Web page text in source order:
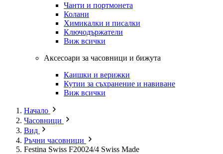
Чанти и портмонета
Колани
Химикалки и писалки
Ключодържатели
Виж всички
Аксесоари за часовници и бижута
Каишки и верижки
Кутии за съхранение и навиване
Виж всички
Начало
Часовници
Вид
Ръчни часовници
Festina Swiss F20024/4 Swiss Made